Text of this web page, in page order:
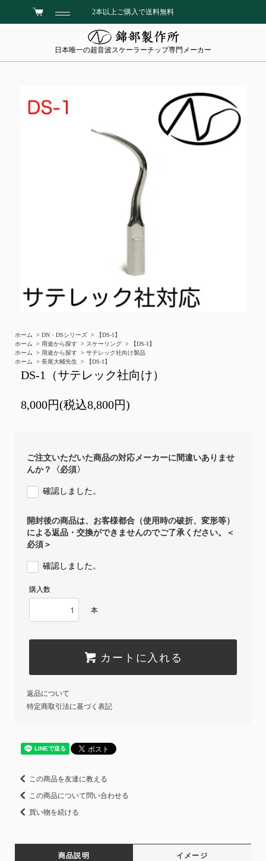
2本以上ご購入で送料無料
日本唯一の超音波スケーラーチップ専門メーカー
ホーム > DN・DSシリーズ >
【DS-1】
ホーム
> 用途から探す > スケーリング >
【DS-1】
ホーム
> 用途から探す > サテレック社向け製品
ホーム
> 長尾大輔先生 > 【DS-1】
DS-1（サテレック社向け）
8,000円(税込8,800円)
ご注文いただいた商品の対応メーカーに間違いありませ
んか？〈必須〉
確認しました。
開封後の商品は、お客様都合（使用時の破折、変形等）
による返品・交換ができませんのでご了承ください。＜
必須＞
確認しました。
購入数
本
カートに入れる
返品について
特定商取引法に基づく表記
この商品を友達に教える
この商品について問い合わせる
買い物を続ける
商品説明 イメージ